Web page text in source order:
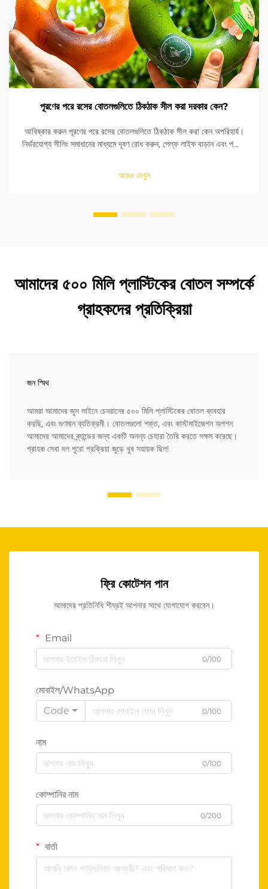
পূরণের পরে রসের বোতলগুলিতে ঠিকঠাক সীল করা দরকার কেন?
আবিষ্কার করুন পূরণের পরে রসের বোতলগুলিতে ঠিকঠাক সীল করা কেন অপরিহার্য।
নির্ভরযোগ্য সীলিং সমাধানের মাধ্যমে দূষণ রোধ করুন, শেল্ফ লাইফ বাড়ান এবং পণ্যের
আরও দেখুন
আমাদের ৫০০ মিলি প্লাস্টিকের বোতল সম্পর্কে
গ্রাহকদের প্রতিক্রিয়া
জন স্মিথ
আমরা আমাদের জুস লাইনে চেনরানের ৫০০ মিলি প্লাস্টিকের বোতল ব্যবহার
করছি, এবং গুণমান ব্যতিক্রমী। বোতলগুলো শক্ত, এবং কাস্টমাইজেশন অপশন
আমাদের আমাদের ব্র্যান্ডের জন্য একটি অনন্য চেহারা তৈরি করতে সক্ষম করেছে।
গ্রাহক সেবা দল পুরো প্রক্রিয়া জুড়ে খুব সহায়ক ছিল!
ফ্রি কোটেশন পান
আমাদের প্রতিনিধি শীঘ্রই আপনার সাথে যোগাযোগ করবেন।
Email
0/100
মোবাইল/WhatsApp
Code
0/100
নাম
0/100
কোম্পানির নাম
0/200
বার্তা